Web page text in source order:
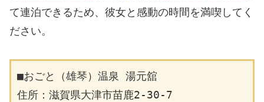
て連泊できるため、彼女と感動の時間を満喫してく
ださい。
■おごと（雄琴）温泉 湯元舘
住所：滋賀県大津市苗鹿2-30-7